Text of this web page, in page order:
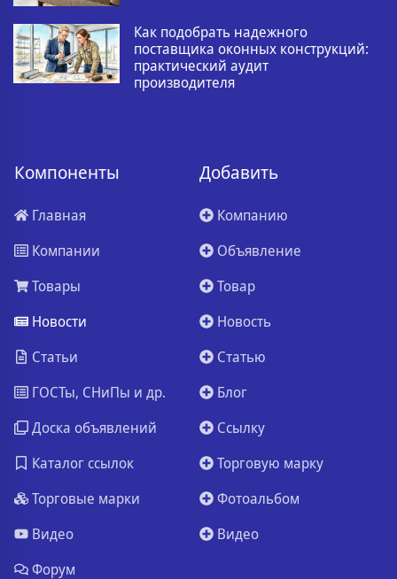
Как подобрать надежного
поставщика оконных конструкций:
практический аудит
производителя
Компоненты
Главная
Компании
Товары
Новости
Статьи
ГОСТы, СНиПы и др.
Доска объявлений
Каталог ссылок
Торговые марки
Видео
Форум
Добавить
Компанию
Объявление
Товар
Новость
Статью
Блог
Ссылку
Торговую марку
Фотоальбом
Видео